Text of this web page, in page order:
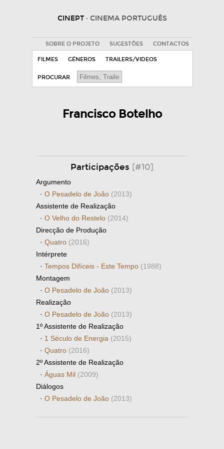
CINEPT · CINEMA PORTUGUÊS
SOBRE O PROJETO SUGESTÕES CONTACTOS
FILMES GÉNEROS TRAILERS/VIDEOS
PROCURAR
Francisco Botelho
Participações [#10]
Argumento
· O Pesadelo de João (2013)
Assistente de Realização
· O Velho do Restelo (2014)
Direcção de Produção
· Quatro (2016)
Intérprete
· Tempos Difíceis - Este Tempo (1988)
Montagem
· O Pesadelo de João (2013)
Realização
· O Pesadelo de João (2013)
1º Assistente de Realização
· 1 Século de Energia (2015)
· Quatro (2016)
2º Assistente de Realização
· Águas Mil (2009)
Diálogos
· O Pesadelo de João (2013)